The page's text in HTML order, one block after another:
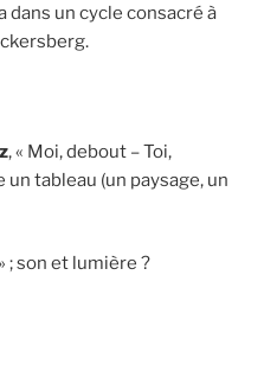
un cycle consacré à
, « Moi, debout – Toi,
tableau (un paysage, un
; son et lumière ?